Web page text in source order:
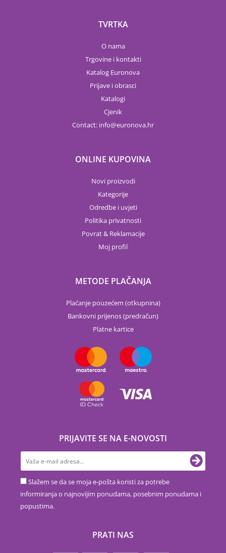
TVRTKA
O nama
Trgovine i kontakti
Katalog Euronova
Prijave i obrasci
Katalogi
Cjenik
Contact: info euronova.hr
ONLINE KUPOVINA
Novi proizvodi
Kategorije
Odredbe i uvjeti
Politika privatnosti
Povrat & Reklamacije
Moj profil
METODE PLAČANJA
Plaćanje pouzećem (otkupnina)
Bankovni prijenos (predračun)
Platne kartice
PRIJAVITE SE NA E-NOVOSTI
Slažem se da se moja e-pošta koristi za potrebe
informiranja o najnovijim ponudama, posebnim ponudama i
popustima.
PRATI NAS